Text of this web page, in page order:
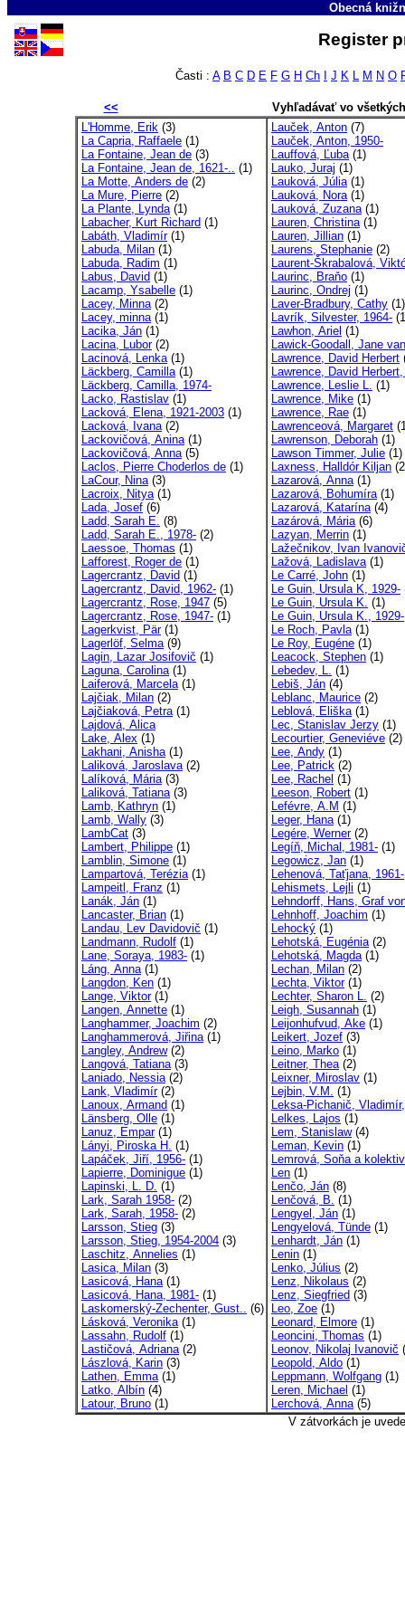
Obecná
Register
Časti : A B C D E F G H Ch J K L M N O
<<
Vyhľadávať vo
L'Homme, Erik (3)
La Capria, Raffaele (1)
La Fontaine, Jean de (3)
La Fontaine, Jean de, 1621-.. (1)
La Motte, Anders de (2)
La Mure, Pierre (2)
La Plante, Lynda(1)
Labacher, Kurt Richard (1)
Labáth, Vladimír(1)
Labuda, Milan (1)
Labuda, Radim (1)
Labus, David (1)
Lacamp, Ysabelle (1)
Lacey, Minna(2)
Lacey, minna(1)
Lacika, Ján (1)
Lacina, Lubor(2)
Lacinová, Lenka(1)
Läckberg, Camilla(1)
Läckberg, Camilla, 1974-
Lacko, Rastislav (1)
Lacková, Elena, 1921-2003 (1)
Lacková, Ivana(2)
Lackovičová, Anina(1)
Lackovičová, Anna(5)
Laclos, Pierre Choderlos de (1)
LaCour, Nina(3)
Lacroix, Nitya(1)
Lada, Josef (6)
Ladd, Sarah E. (8)
Ladd, Sarah E., 1978- (2)
Laessoe, Thomas (1)
Lafforest, Roger de (1)
Lagercrantz, David (1)
Lagercrantz, David, 1962- (1)
Lagercrantz, Rose, 1947 (5)
Lagercrantz, Rose, 1947- (1)
Lagerkvist, Pär(1)
Lagerlöf, Selma(9)
Lagin, Lazar Josifovič (1)
Laguna, Carolina(1)
Laiferová, Marcela(1)
Lajčiak, Milan (2)
Lajčiaková, Petra(1)
Lajdová, Alica
Lake, Alex (1)
Lakhani, Anisha(1)
Laliková, Jaroslava(2)
Lalíková, Mária(3)
Laliková, Tatiana(3)
Lamb, Kathryn (1)
Lamb, Wally (3)
LambCat (3)
Lambert, Philippe (1)
Lamblin, Simone (1)
Lampartová, Terézia(1)
Lampeitl, Franz (1)
Lanák, Ján (1)
Lancaster, Brian (1)
Landau, Lev Davidovič (1)
Landmann, Rudolf (1)
Lane, Soraya, 1983- (1)
Láng, Anna(1)
Langdon, Ken (1)
Lange, Viktor(1)
Langen, Annette (1)
Langhammer, Joachim (2)
Langhammerová, Jiřina(1)
Langley, Andrew(2)
Langová, Tatiana(3)
Laniado, Nessia(2)
Lank, Vladimír(2)
Lanoux, Armand (1)
Länsberg, Olle (1)
Lanuz, Empar(1)
Lányi, Piroska H. (1)
Lapáček, Jiří, 1956- (1)
Lapierre, Dominigue (1)
Lapinski, L. D. (1)
Lark, Sarah 1958- (2)
Lark, Sarah, 1958- (2)
Larsson, Stieg (3)
Larsson, Stieg, 1954-2004 (3)
Laschitz, Annelies (1)
Lasica, Milan (3)
Lasicová, Hana(1)
Lasicová, Hana, 1981- (1)
Laskomerský-Zechenter, Gust.. (6)
Lásková, Veronika(1)
Lassahn, Rudolf (1)
Lastičová, Adriana(2)
Lászlová, Karin (3)
Lathen, Emma(1)
Latko, Albín (4)
Latour, Bruno (1)
Lauček, Anton (7)
Lauček, Anton, 1950-
Lauffová, Ľuba(1)
Lauko, Juraj (1)
Lauková, Júlia(1)
Lauková, Nora(1)
Lauková, Zuzana(1)
Lauren, Christina(1)
Lauren, Jillian (1)
Laurens, Stephanie (2)
Laurent-Škrabalová,
Laurinc, Braňo (1)
Laurinc, Ondrej (1)
Laver-Bradbury, Cathy (1)
Lavrík, Silvester, 1964-
Lawhon, Ariel (1)
Lawick-Goodall, Jane van
Lawrence, David Herbert
Lawrence, David
Lawrence, Leslie L. (1)
Lawrence, Mike (1)
Lawrence, Rae (1)
Lawrenceová, Margaret
Lawrenson, Deborah (1)
Lawson Timmer, Julie (1)
Laxness, Halldór Kiljan
Lazarová, Anna(1)
Lazarová, Bohumíra(1)
Lazarová, Katarína(4)
Lazárová, Mária(6)
Lazyan, Merrin (1)
Lažečnikov, Ivan
Lažová, Ladislava(1)
Le Carré, John (1)
Le Guin, Ursula K, 1929-
Le Guin, Ursula K. (1)
Le Guin, Ursula K., 1929-
Le Roch, Pavla(1)
Le Roy, Eugéne (1)
Leacock, Stephen (1)
Lebedev, L. (1)
Lebiš, Ján (4)
Leblanc, Maurice (2)
Leblová, Eliška(1)
Lec, Stanislav Jerzy (1)
Lecourtier, Geneviéve (2)
Lee, Andy (1)
Lee, Patrick (2)
Lee, Rachel (1)
Leeson, Robert (1)
Lefévre, A.M (1)
Leger, Hana(1)
Legére, Werner(2)
Legíň, Michal, 1981- (1)
Legowicz, Jan (1)
Lehenová, Taťjana, 1961-
Lehismets, Lejli (1)
Lehndorff, Hans, Graf
Lehnhoff, Joachim (1)
Lehocký (1)
Lehotská, Eugénia(2)
Lehotská, Magda(1)
Lechan, Milan (2)
Lechta, Viktor(1)
Lechter, Sharon L. (2)
Leigh, Susannah (1)
Leijonhufvud, Ake (1)
Leikert, Jozef (3)
Leino, Marko (1)
Leitner, Thea(2)
Leixner, Miroslav (1)
Lejbin, V.M. (1)
Leksa-Pichanič,
Lelkes, Lajos (1)
Lem, Stanislaw(4)
Leman, Kevin (1)
Lemrová, Soňa a kolektiv
Len (1)
Lenčo, Ján (8)
Lenčová, B. (1)
Lengyel, Ján (1)
Lengyelová, Tünde (1)
Lenhardt, Ján (1)
Lenin (1)
Lenko, Július (2)
Lenz, Nikolaus (2)
Lenz, Siegfried (3)
Leo, Zoe (1)
Leonard, Elmore (1)
Leoncini, Thomas (1)
Leonov, Nikolaj Ivanovič
Leopold, Aldo (1)
Leppmann, Wolfgang (1)
Leren, Michael (1)
Lerchová, Anna(5)
V zátvorkách je